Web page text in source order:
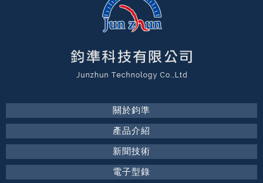
關於鈞準
產品介紹
新聞技術
電子型錄